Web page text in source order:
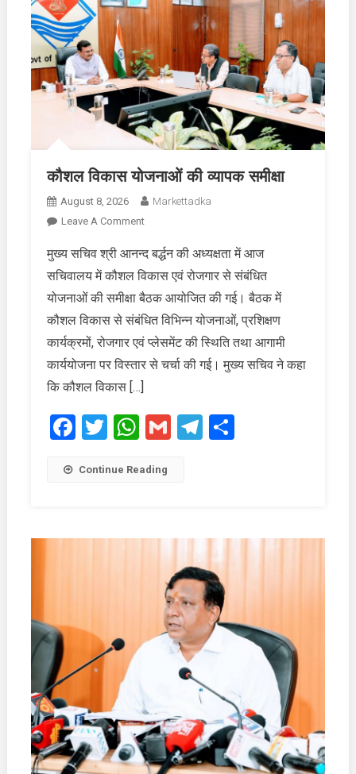
कौशल विकास योजनाओं की व्यापक समीक्षा
August 8, 2026
Markettadka
Leave A CommentOn
विकास
योजनाओं
की
व्यापक
मुख्य सचिव श्री आनन्द बर्द्धन की अध्यक्षता में आज
सचिवालय में कौशल विकास एवं रोजगार से संबंधित
योजनाओं की समीक्षा बैठक आयोजित की गई। बैठक में
कौशल विकास से संबंधित विभिन्न योजनाओं, प्रशिक्षण
कार्यक्रमों, रोजगार एवं प्लेसमेंट की स्थिति तथा आगामी
कार्ययोजना पर विस्तार से चर्चा की गई। मुख्य सचिव ने कहा
कि कौशल विकास […]
Facebook
Twitter
WhatsApp
GmailTelegram
Share
Continue Reading